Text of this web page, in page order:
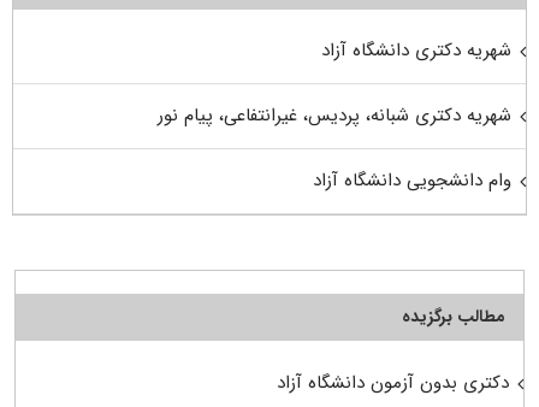
شهریه دکتری دانشگاه آزاد
شهریه دکتری شبانه، پردیس، غیرانتفاعی، پیام نور
وام دانشجویی دانشگاه آزاد
مطالب برگزیده
دکتری بدون آزمون دانشگاه آزاد